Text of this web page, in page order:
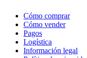
Cómo comprar
Cómo vender
Pagos
Logística
Información legal